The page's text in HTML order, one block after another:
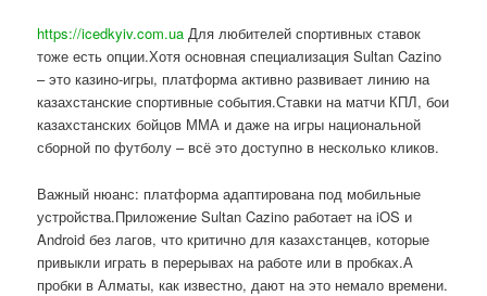
https://icedkyiv.com.ua Для любителей спортивных ставок
тоже есть опции.Хотя основная специализация Sultan Cazino
– это казино-игры, платформа активно развивает линию на
казахстанские спортивные события.Ставки на матчи КПЛ, бои
казахстанских бойцов ММА и даже на игры национальной
сборной по футболу – всё это доступно в несколько кликов.
Важный нюанс: платформа адаптирована под мобильные
устройства.Приложение Sultan Cazino работает на iOS и
Android без лагов, что критично для казахстанцев, которые
привыкли играть в перерывах на работе или в пробках.А
пробки в Алматы, как известно, дают на это немало времени.